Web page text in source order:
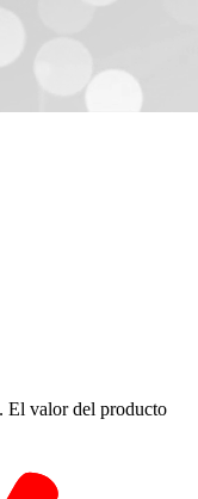
El valor del producto